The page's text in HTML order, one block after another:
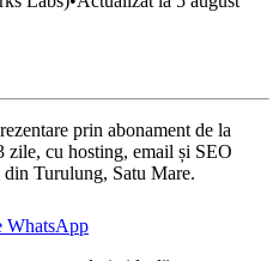
prin abonament de la
zile, cu hosting, email și SEO
Turulung, Satu Mare.
WhatsApp